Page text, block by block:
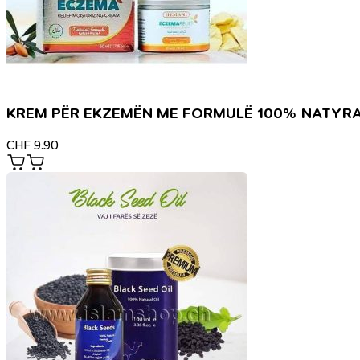
KREM PËR EKZEMËN ME FORMULË 100%
CHF 9.90